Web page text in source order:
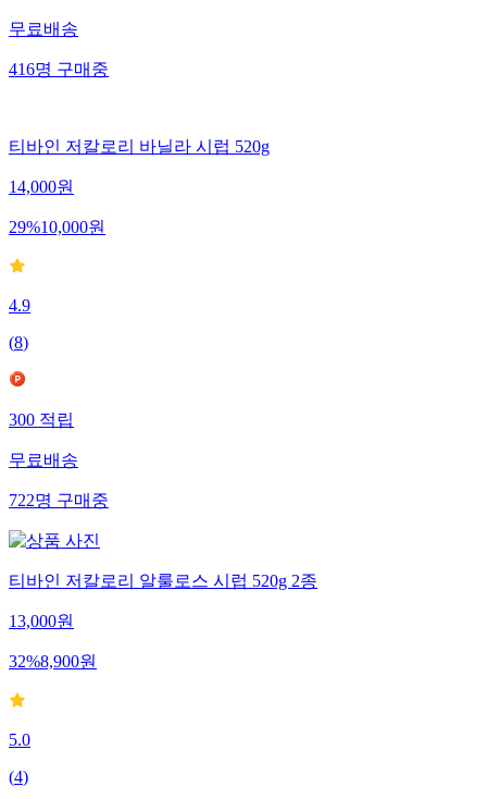
무료배송
416명 구매중
티바인 저칼로리 바닐라 시럽 520g
14,000원
29%10,000원
4.9
(8)
300 적립
무료배송
722명 구매중
티바인 저칼로리 알룰로스 시럽 520g 2종
13,000원
32%8,900원
5.0
(4)